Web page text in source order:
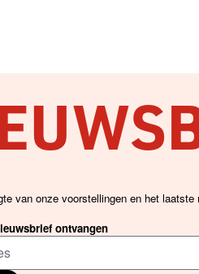
van onze voorstellingen en het
ontvangen